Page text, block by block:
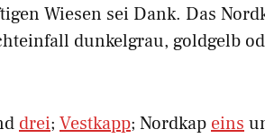
Wiesen sei Dank. Das
dunkelgrau, goldgelb
drei; Vestkapp; Nordkap eins